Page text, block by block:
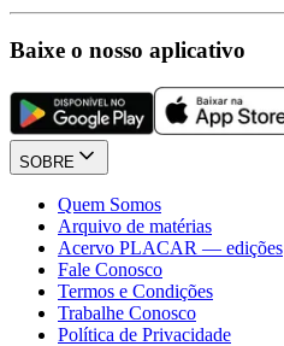
Baixe o nosso aplicativo
SOBRE
Quem Somos
Arquivo de matérias
Acervo PLACAR — edições
Fale Conosco
Termos e Condições
Trabalhe Conosco
Política de Privacidade